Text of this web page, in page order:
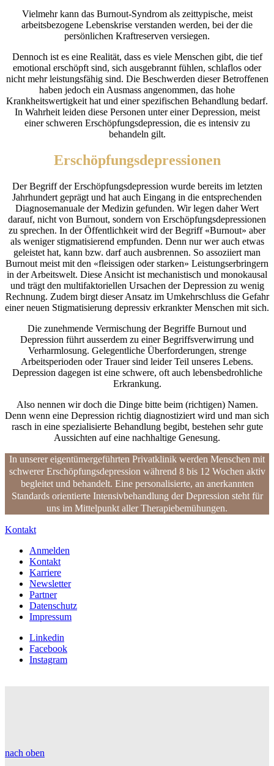
Vielmehr kann das Burnout-Syndrom als zeittypische, meist
arbeitsbezogene Lebenskrise verstanden werden, bei der die
persönlichen Kraftreserven versiegen.
Dennoch ist es eine Realität, dass es viele Menschen gibt, die tief
emotional erschöpft sind, sich ausgebrannt fühlen, schlaflos oder
nicht mehr leistungsfähig sind. Die Beschwerden dieser Betroffenen
haben jedoch ein Ausmass angenommen, das hohe
Krankheitswertigkeit hat und einer spezifischen Behandlung bedarf.
In Wahrheit leiden diese Personen unter einer Depression, meist
einer schweren Erschöpfungsdepression, die es intensiv zu
behandeln gilt.
Erschöpfungsdepressionen
Der Begriff der Erschöpfungsdepression wurde bereits im letzten
Jahrhundert geprägt und hat auch Eingang in die entsprechenden
Diagnosemanuale der Medizin gefunden. Wir legen daher Wert
darauf, nicht von Burnout, sondern von Erschöpfungsdepressionen
zu sprechen. In der Öffentlichkeit wird der Begriff «Burnout» aber
als weniger stigmatisierend empfunden. Denn nur wer auch etwas
geleistet hat, kann bzw. darf auch ausbrennen. So assoziiert man
Burnout meist mit den «fleissigen oder starken» Leistungserbringern
in der Arbeitswelt. Diese Ansicht ist mechanistisch und monokausal
und trägt den multifaktoriellen Ursachen der Depression zu wenig
Rechnung. Zudem birgt dieser Ansatz im Umkehrschluss die Gefahr
einer neuen Stigmatisierung depressiv erkrankter Menschen mit sich.
Die zunehmende Vermischung der Begriffe Burnout und
Depression führt ausserdem zu einer Begriffsverwirrung und
Verharmlosung. Gelegentliche Überforderungen, strenge
Arbeitsperioden oder Trauer sind leider Teil unseres Lebens.
Depression dagegen ist eine schwere, oft auch lebensbedrohliche
Erkrankung.
Also nennen wir doch die Dinge bitte beim (richtigen) Namen.
Denn wenn eine Depression richtig diagnostiziert wird und man sich
rasch in eine spezialisierte Behandlung begibt, bestehen sehr gute
Aussichten auf eine nachhaltige Genesung.
In unserer eigentümergeführten Privatklinik werden Menschen mit
schwerer Erschöpfungsdepression während 8 bis 12 Wochen aktiv
begleitet und behandelt. Eine personalisierte, an anerkannten
Standards orientierte Intensivbehandlung der Depression steht für
uns im Mittelpunkt aller Therapiebemühungen.
Kontakt
Anmelden
Kontakt
Karriere
Newsletter
Partner
Datenschutz
Impressum
Linkedin
Facebook
Instagram
nach oben